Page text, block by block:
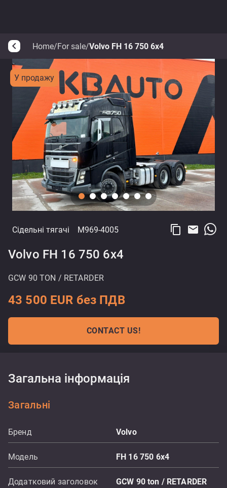
arrow_back_ios Home/For sale/Volvo FH 16 750 6x4
У продажу
Сідельні тягачі M969-4005 content_copy email
Volvo FH 16 750 6x4
GCW 90 TON / RETARDER
43 500 EUR без ПДВ
CONTACT US!
Загальна інформація
Загальні
Бренд Volvo
Модель FH 16 750 6x4
Додатковий заголовок GCW 90 ton / RETARDER